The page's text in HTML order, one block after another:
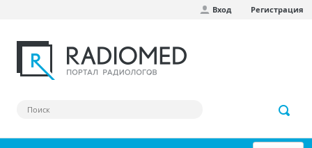
Вход Регистрация